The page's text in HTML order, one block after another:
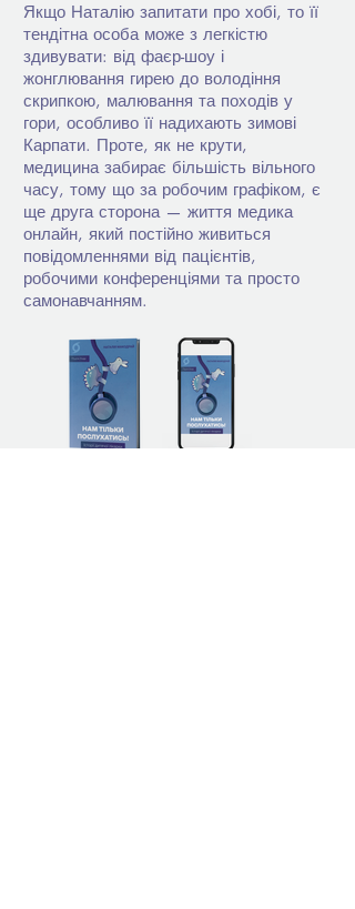
Якщо Наталію запитати про хобі, то її
тендітна особа може з легкістю
здивувати: від фаєр-шоу і
жонглювання гирею до володіння
скрипкою, малювання та походів у
гори, особливо її надихають зимові
Карпати. Проте, як не крути,
медицина забирає більшість вільного
часу, тому що за робочим графіком, є
ще друга сторона — життя медика
онлайн, який постійно живиться
повідомленнями від пацієнтів,
робочими конференціями та просто
самонавчанням.